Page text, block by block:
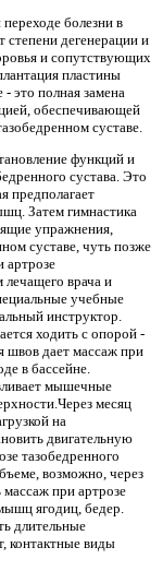
болезни в
дегенерации и
и сопутствующих
пластины
это полная замена
обеспечивающей
суставе.
функций и
сустава. Это
предполагает
Затем гимнастика
упражнения,
суставе, чуть позже
артрозе
лечащего врача и
учебные
инструктор.
ходить с опорой -
швов дает массаж при
в бассейне.
мышечные
месяц
на
двигательную
тазобедренного
возможно, через
при артрозе
ягодиц, бедер.
длительные
контактные виды